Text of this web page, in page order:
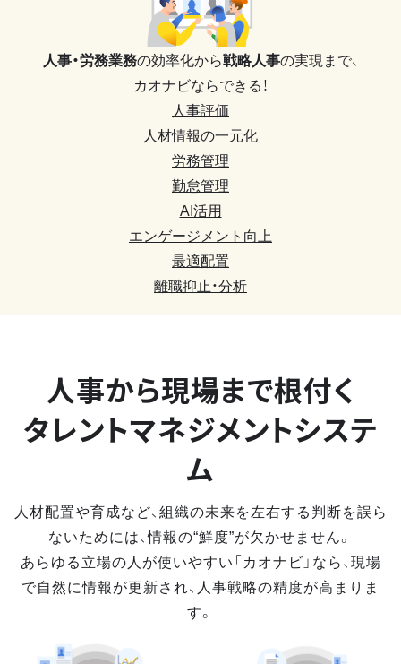
人事・労務業務の効率化から戦略人事の実現まで、
カオナビならできる！
人事評価
人材情報の一元化
労務管理
勤怠管理
AI活用
エンゲージメント向上
最適配置
離職抑止・分析
人事から現場まで根付く
タレントマネジメントシステ
ム
人材配置や育成など、組織の未来を左右する判断を誤ら
ないためには、情報の“鮮度”が欠かせません。
あらゆる立場の人が使いやすい「カオナビ」なら、現場
で自然に情報が更新され、人事戦略の精度が高まりま
す。